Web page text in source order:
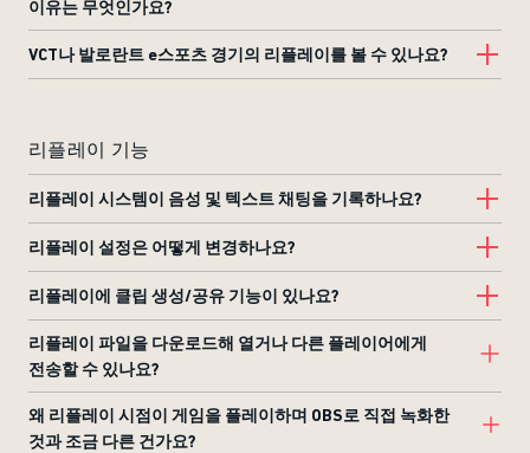
이유는 무엇인가요?
VCT나 발로란트 e스포츠 경기의 리플레이를 볼 수 있나요?
리플레이 기능
리플레이 시스템이 음성 및 텍스트 채팅을 기록하나요?
리플레이 설정은 어떻게 변경하나요?
리플레이에 클립 생성/공유 기능이 있나요?
리플레이 파일을 다운로드해 열거나 다른 플레이어에게
전송할 수 있나요?
왜 리플레이 시점이 게임을 플레이하며 OBS로 직접 녹화한
것과 조금 다른 건가요?